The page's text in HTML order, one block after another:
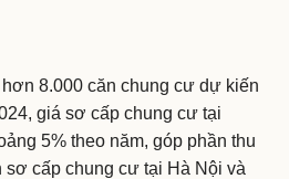
8.000 căn chung cư dự kiến
giá sơ cấp chung cư tại
5% theo năm, góp phần thu
sơ cấp chung cư tại Hà Nội và